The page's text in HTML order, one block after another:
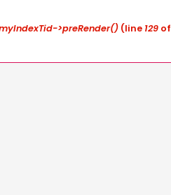
>preRender() (line 129 of